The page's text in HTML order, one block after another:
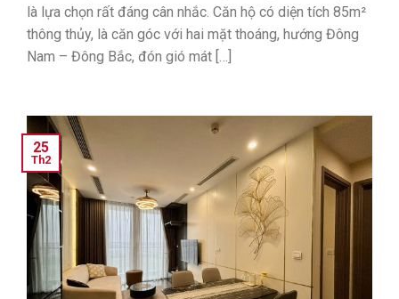
là lựa chọn rất đáng cân nhắc. Căn hộ có diện tích 85m²
thông thủy, là căn góc với hai mặt thoáng, hướng Đông
Nam – Đông Bắc, đón gió mát […]
25
Th2